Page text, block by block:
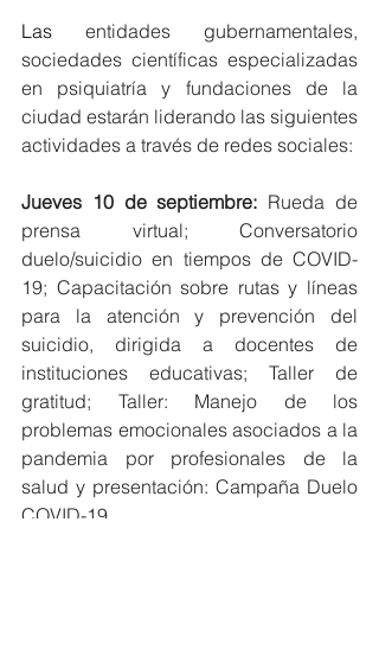
Las entidades gubernamentales,
sociedades científicas especializadas
en psiquiatría y fundaciones de la
ciudad estarán liderando las siguientes
actividades a través de redes sociales:
Jueves 10 de septiembre: Rueda de
prensa virtual; Conversatorio
duelo/suicidio en tiempos de COVID-
19; Capacitación sobre rutas y líneas
para la atención y prevención del
suicidio, dirigida a docentes de
instituciones educativas; Taller de
gratitud; Taller: Manejo de los
problemas emocionales asociados a la
pandemia por profesionales de la
salud y presentación: Campaña Duelo
COVID-19.